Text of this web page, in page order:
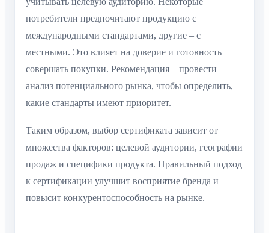
потребители предпочитают продукцию с
международными стандартами, другие – с
местными. Это влияет на доверие и готовность
совершать покупки. Рекомендация – провести
анализ потенциального рынка, чтобы определить,
какие стандарты имеют приоритет.
Таким образом, выбор сертификата зависит от
множества факторов: целевой аудитории, географии
продаж и специфики продукта. Правильный подход
к сертификации улучшит восприятие бренда и
повысит конкурентоспособность на рынке.